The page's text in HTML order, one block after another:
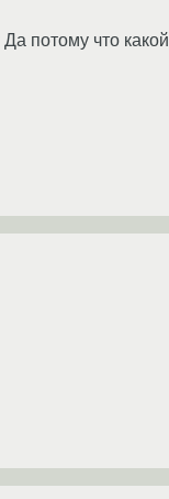
потому что какой